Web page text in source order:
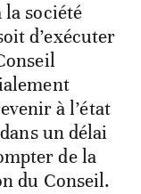
la société
d’exécuter
à l’état
un délai
de la
du Conseil.